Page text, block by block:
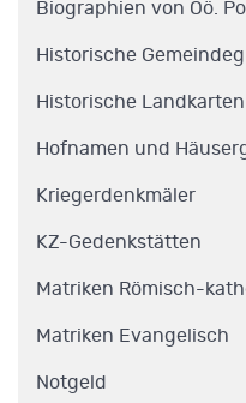
Biographien von Oö.
Historische
Historische Landkarten
Hofnamen und
Kriegerdenkmäler
KZ-Gedenkstätten
Matriken Römisch-
Matriken Evangelisch
Notgeld